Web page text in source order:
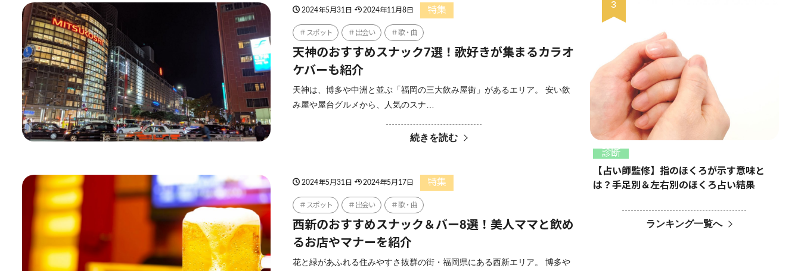
2024年5月31日 2024年11月8日 特集
スポット 出会い 歌・曲
天神のおすすめスナック7選！歌好きが集まるカラオ
ケバーも紹介
天神は、博多や中洲と並ぶ「福岡の三大飲み屋街」があるエリア。 安い飲
み屋や屋台グルメから、人気のスナ…
続きを読む
2024年5月31日 2024年5月17日 特集
スポット 出会い 歌・曲
西新のおすすめスナック＆バー8選！美人ママと飲め
るお店やマナーを紹介
花と緑があふれる住みやすさ抜群の街・福岡県にある西新エリア。 博多や
診断
【占い師監修】指のほくろが示す意味と
は？手足別＆左右別のほくろ占い結果
ランキング一覧へ